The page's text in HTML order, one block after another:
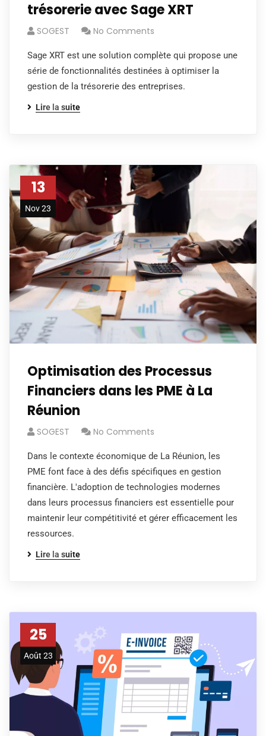
trésorerie avec Sage XRT
SOGEST No Comments
Sage XRT est une solution complète qui propose une
série de fonctionnalités destinées à optimiser la
gestion de la trésorerie des entreprises.
Lire la suite
13
Nov 23
Optimisation des Processus
Financiers dans les PME à La
Réunion
SOGEST No Comments
Dans le contexte économique de La Réunion, les
PME font face à des défis spécifiques en gestion
financière. L'adoption de technologies modernes
dans leurs processus financiers est essentielle pour
maintenir leur compétitivité et gérer efficacement les
ressources.
Lire la suite
25
Août 23